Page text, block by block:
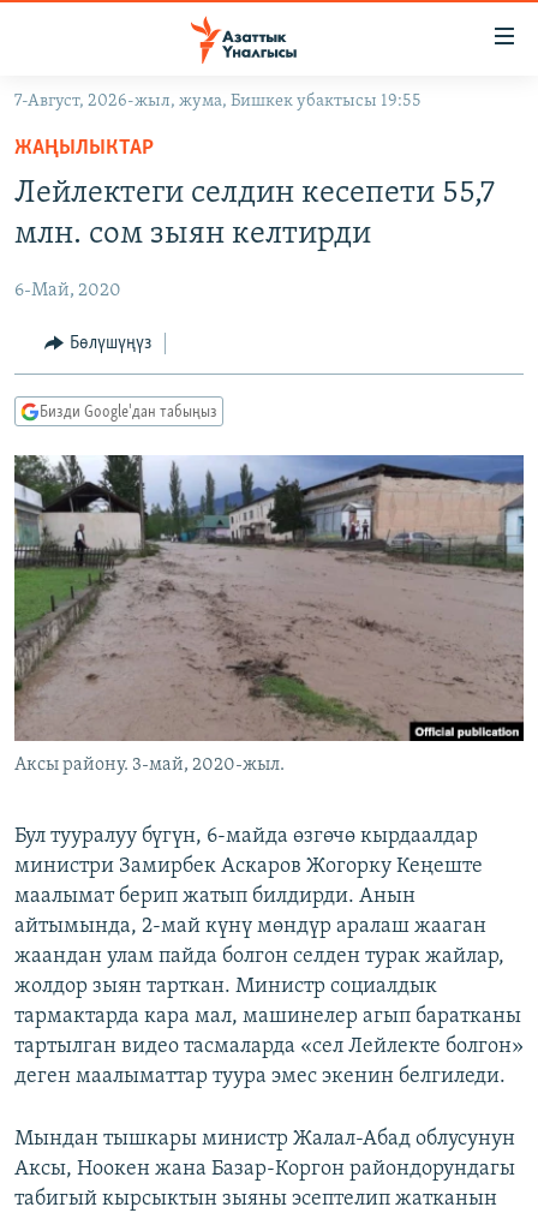
Навигацияга
өтүңүз
Издөөгө
салыңыз
ЭКОНОМИКА
МАДАНИЯТ
БОРБОР АЗИЯ
АТАЙЫН ИЛИКТӨӨ
ТВ ПРОГРАММАЛАР
ЭКСПЕРТТЕР ТАЛДАЙТ
БИЗ ЖАНА ДҮЙНӨ
ДАНИСТЕ
ЭЖЕ-СИҢДИЛЕР
АЗАТТЫК+
ЫҢГАЙСЫЗ СУРООЛОР
ӨЗГӨЧӨ ПИКИР
Русский
ОНЛАЙН ШЕРИНЕ
ЭЕ/АРнун бардык сайттары
7-Август, 2026-жыл, жума, Бишкек убактысы 19:55
ЖАҢЫЛЫКТАР
Лейлектеги селдин кесепети 55,7
млн. сом зыян келтирди
6-Май, 2020
Бөлүшүңүз
Бизди Google'дан табыңыз
Аксы району. 3-май, 2020-жыл.
Бул тууралуу бүгүн, 6-майда өзгөчө кырдаалдар
министри Замирбек Аскаров Жогорку Кеңеште
маалымат берип жатып билдирди. Анын
айтымында, 2-май күнү мөндүр аралаш жааган
жаандан улам пайда болгон селден турак жайлар,
жолдор зыян тарткан. Министр социалдык
тармактарда кара мал, машинелер агып баратканы
тартылган видео тасмаларда «сел Лейлекте болгон»
деген маалыматтар туура эмес экенин белгиледи.
Мындан тышкары министр Жалал-Абад облусунун
Аксы, Ноокен жана Базар-Коргон райондорундагы
табигый кырсыктын зыяны эсептелип жатканын